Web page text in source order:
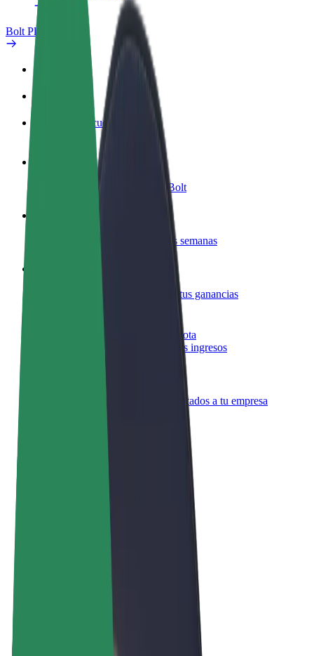
Bolt Plus
Preguntas frecuentes
Colaborar como conductor
Gana dinero colaborando con Bolt
Repartí comida y cobrá todas las semanas
Llegá a más clientes y maximizá tus ganancias
Registrarse como propietario de flota
Añadí tu flota a Bolt y potenciá tus ingresos
Bolt para empresas
Productos y servicios de Bolt adaptados a tu empresa